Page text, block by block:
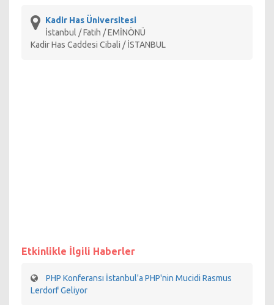
Kadir Has Üniversitesi
İstanbul / Fatih / EMİNÖNÜ
Kadir Has Caddesi Cibali / İSTANBUL
Etkinlikle İlgili Haberler
PHP Konferansı İstanbul'a PHP'nin Mucidi Rasmus
Lerdorf Geliyor